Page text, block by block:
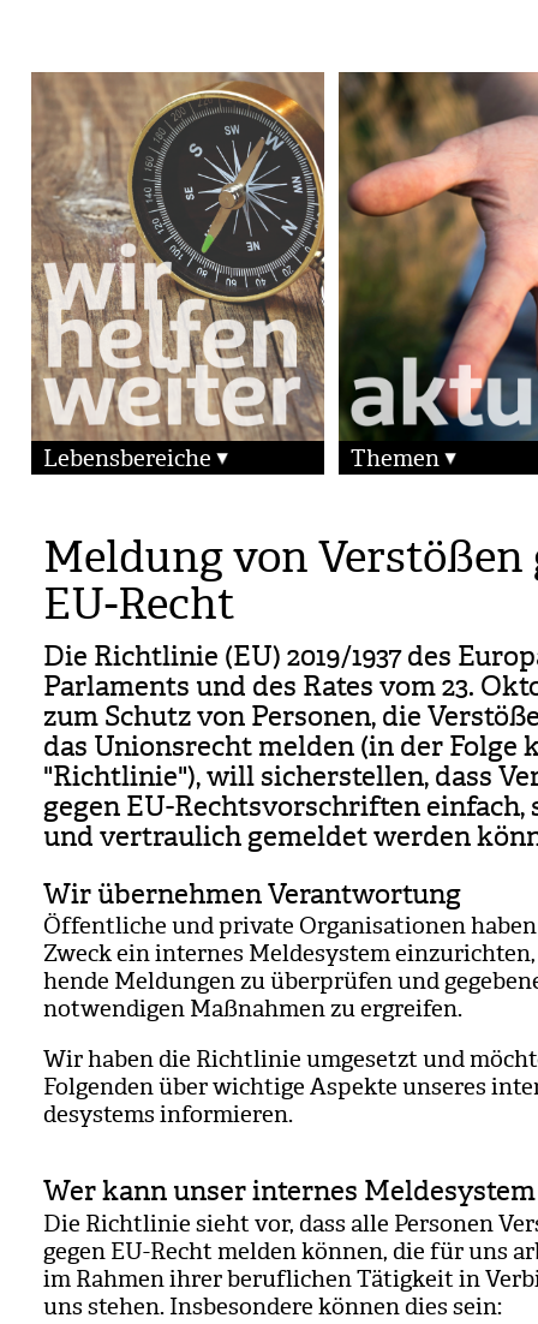
Lebensbereiche Themen
Meldung von Verstößen
EU-Recht
Die Richt­li­nie (EU) 2019/​1937 des
Par­la­ments und des Rates vom 23.
zum Schutz von Per­so­nen, die
das Uni­ons­recht mel­den (in der Folge
"Richt­li­nie"), will sicher­stel­len, dass
gegen EU-Rechts­vor­schrif­ten ein­fach,
und ver­trau­lich gemel­det wer­den
Wir übernehmen Verantwortung
Öffent­li­che und pri­vate Orga­ni­sa­tio­nen
Zweck ein inter­nes Mel­de­sys­tem
hende Mel­dun­gen zu über­prü­fen und
not­wen­di­gen Maß­nah­men zu ergrei­fen.
Wir haben die Richt­li­nie umge­setzt und
Fol­gen­den über wich­tige Aspekte unse­res
de­sys­tems infor­mie­ren.
Wer kann unser internes
Die Richt­li­nie sieht vor, dass alle Per­so­nen
gegen EU-Recht mel­den kön­nen, die für uns
im Rah­men ihrer beruf­li­chen Tätig­keit in
uns ste­hen. Ins­be­son­dere kön­nen dies sein: